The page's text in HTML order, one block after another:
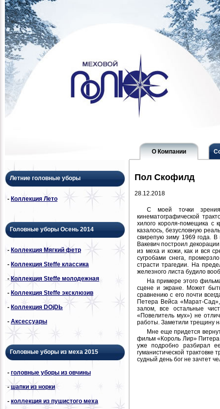
О Компании
Летние головные уборы
- Коллекция Лето
Головные уборы Осень 2014
- Коллекция Мягкий фетр
- Коллекция Steffe классика
-Коллекция Steffe молодежная
- Коллекция Steffe эксклюзив
- Коллекция DОjDЬ
- Аксессуары
Головные уборы из меха 2015
- головные уборы из овчины
-шапки из норки
- коллекция из пушистого меха
Пол Скофилд
28.12.2018
С моей точки
кинематографической
хилого короля-помещика с
казалось, безусловную
свирепую зиму 1969 года. В
Вакевич построил
из меха и кожи, как и вся
сугробами снега,
страсти трагедии. На
железного листа будило
На примере этого
сцене и экране. Может
сравнению с его почти
Петера Вейса «Марат-Сад»,
залом, все остальные
«Повелитель мух») не
работы. Заметили трещину
Мне еще придется
фильм «Король Лир» Питера
уже подробно разбирал
гуманистической
судный день бог не зачтет